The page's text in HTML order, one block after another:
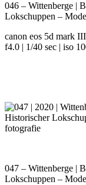
046 – Wittenberge |
Lokschuppen –
canon eos 5d mark
f4.0 | 1/40 sec | iso
047 – Wittenberge |
Lokschuppen –